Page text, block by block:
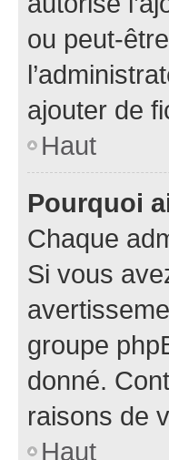
ou peut-
ajouter de
Haut
Pourquoi
Chaque
Si vous
groupe
donné.
raisons de
Haut